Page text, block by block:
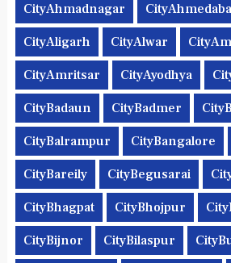
CityAhmadnagar
CityAligarh CityAlwar
CityAmritsar CityAyodhya
CityBadaun CityBadmer
CityBalrampur CityBangalore
CityBareily CityBegusarai
CityBhagpat CityBhojpur
CityBijnor CityBilaspur